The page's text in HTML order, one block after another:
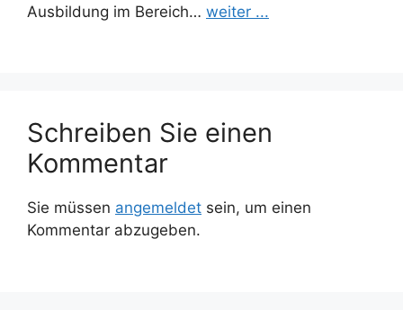
Ausbildung im Bereich… weiter ...
Schreiben Sie einen
Kommentar
Sie müssen angemeldet sein, um einen
Kommentar abzugeben.